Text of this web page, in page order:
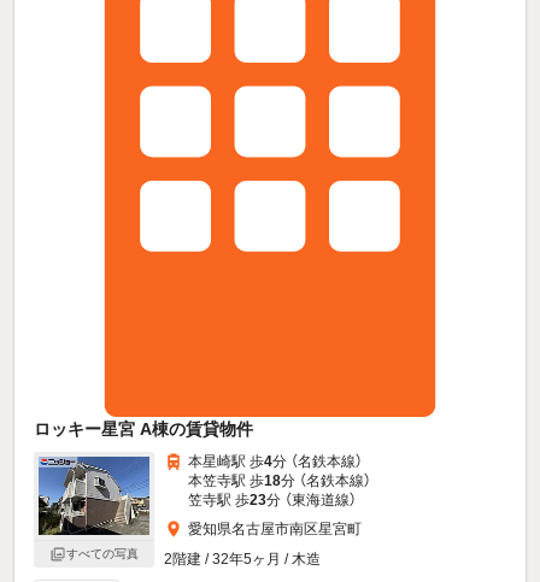
ロッキー星宮 A棟の賃貸物件
すべての写真
本星崎駅 歩4分 （名鉄本線）
本笠寺駅 歩18分 （名鉄本線）
笠寺駅 歩23分 （東海道線）
愛知県名古屋市南区星宮町
2階建 / 32年5ヶ月 / 木造